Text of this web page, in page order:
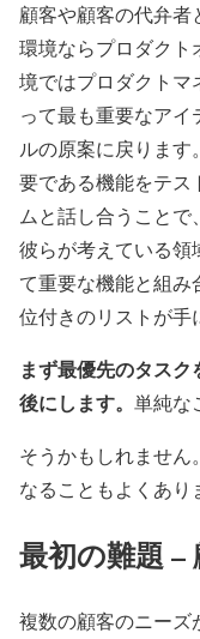
顧客や顧客の代弁
環境ならプロダクト
境ではプロダクトマ
って最も重要なア
ルの原案に戻りま
要である機能をテス
ムと話し合うことで
彼らが考えている領
て重要な機能と組
位付きのリストが手
まず最優先のタス
後にします。 単純な
そうかもしれません
なることもよくあり
最初の難題 –
複数の顧客のニーズ